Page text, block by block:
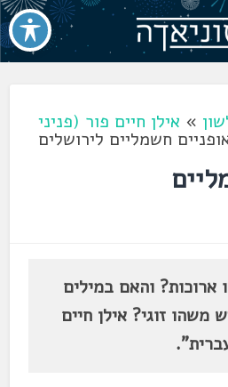
» אילן חיים פור (פניני
חשמליים לירושלים
ארוכות? והאם במילים
משהו זוגי? אילן חיים